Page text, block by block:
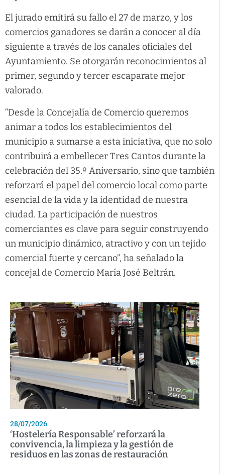
El jurado emitirá su fallo el 27 de marzo, y los
comercios ganadores se darán a conocer al día
siguiente a través de los canales oficiales del
Ayuntamiento. Se otorgarán reconocimientos al
primer, segundo y tercer escaparate mejor
valorado.
“Desde la Concejalía de Comercio queremos
animar a todos los establecimientos del
municipio a sumarse a esta iniciativa, que no solo
contribuirá a embellecer Tres Cantos durante la
celebración del 35.º Aniversario, sino que también
reforzará el papel del comercio local como parte
esencial de la vida y la identidad de nuestra
ciudad. La participación de nuestros
comerciantes es clave para seguir construyendo
un municipio dinámico, atractivo y con un tejido
comercial fuerte y cercano”, ha señalado la
concejal de Comercio María José Beltrán.
28/07/2026
‘Hostelería Responsable’ reforzará la
convivencia, la limpieza y la gestión de
residuos en las zonas de restauración